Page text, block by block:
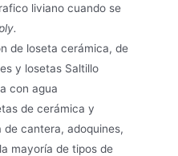
liviano cuando se
de loseta cerámica, de
y losetas Saltillo
con agua
de cerámica y
de cantera, adoquines,
mayoría de tipos de